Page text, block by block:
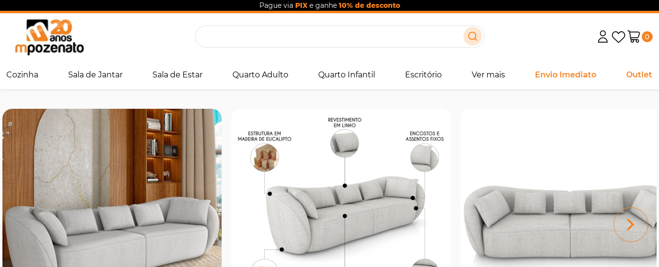
Pague via PIXe ganhe 10% de desconto
0
Cozinha Sala de Jantar Sala de Estar Quarto Adulto Quarto Infantil Escritório Ver mais Envio Imediato Outlet